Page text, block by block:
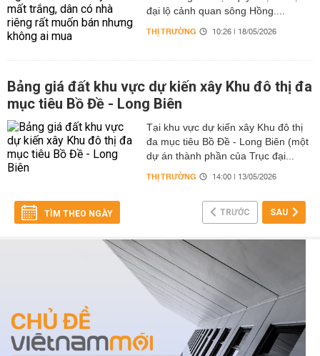
đại lộ cảnh quan sông Hồng....
THỊ TRƯỜNG 10:26 | 18/05/2026
Bảng giá đất khu vực dự kiến xây Khu đô thị đa
mục tiêu Bồ Đề - Long Biên
Tại khu vực dự kiến xây Khu đô thị
đa mục tiêu Bồ Đề - Long Biên (một
dự án thành phần của Trục đại...
THỊ TRƯỜNG 14:00 | 13/05/2026
TÌM THEO NGÀY TRƯỚC SAU